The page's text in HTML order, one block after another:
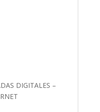
DIGITALES –